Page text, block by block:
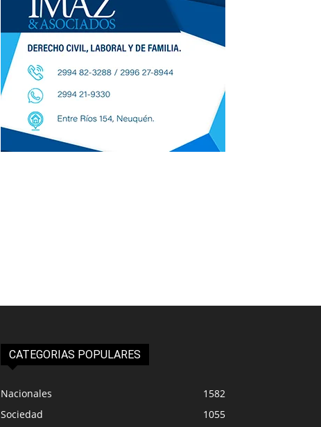
CATEGORIAS POPULARES
Nacionales
1582
Sociedad
1055